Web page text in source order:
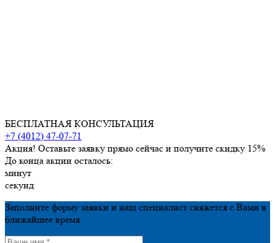
БЕСПЛАТНАЯ КОНСУЛЬТАЦИЯ
+7 (4012) 47-07-71
Акция! Оставьте заявку прямо сейчас и получите скидку 15%
До конца акции осталось:
минут
секунд
Заполните форму заявки и наш специалист свяжется с Вами в
ближайшее время